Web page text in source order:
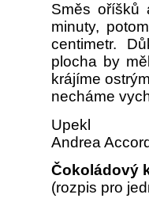
Směs oříšků
minuty,
centimetr.
plocha by
krájíme
necháme
Upekl
Andrea
Čokoládový
(rozpis pro